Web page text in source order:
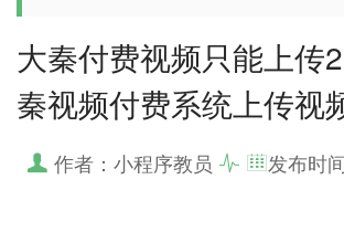
大秦付费视频只能上传
秦视频付费系统上传视
作者：小程序教员 发布时